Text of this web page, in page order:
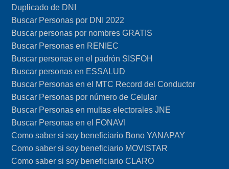
Duplicado de DNI
Buscar Personas por DNI 2022
Buscar personas por nombres GRATIS
Buscar Personas en RENIEC
Buscar personas en el padrón SISFOH
Buscar personas en ESSALUD
Buscar Personas en el MTC Record del Conductor
Buscar Personas por número de Celular
Buscar Personas en multas electorales JNE
Buscar Personas en el FONAVI
Como saber si soy beneficiario Bono YANAPAY
Como saber si soy beneficiario MOVISTAR
Como saber si soy beneficiario CLARO